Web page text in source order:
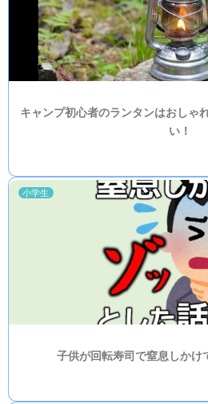
キャンプ初心者のランタンはおしゃ
い！
小学生
子供が回転寿司で窒息しかけ